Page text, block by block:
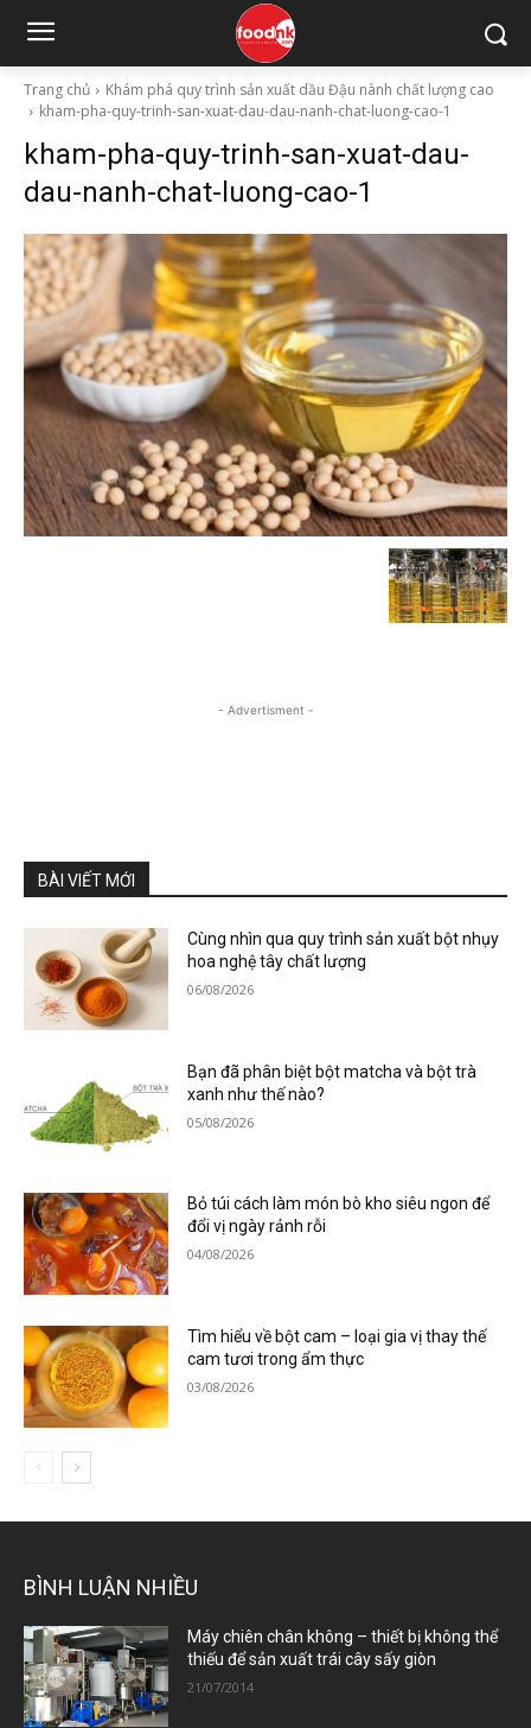
Trang chủ
Khám phá quy trình sản xuất dầu Đậu nành chất lượng cao
kham-pha-quy-trinh-san-xuat-dau-dau-nanh-chat-luong-cao-1
kham-pha-quy-trinh-san-xuat-dau-
dau-nanh-chat-luong-cao-1
- Advertisment -
BÀI VIẾT MỚI
Cùng nhìn qua quy trình sản xuất bột nhụy
hoa nghệ tây chất lượng
06/08/2026
Bạn đã phân biệt bột matcha và bột trà
xanh như thế nào?
05/08/2026
Bỏ túi cách làm món bò kho siêu ngon để
đổi vị ngày rảnh rỗi
04/08/2026
Tìm hiểu về bột cam – loại gia vị thay thế
cam tươi trong ẩm thực
03/08/2026
BÌNH LUẬN NHIỀU
Máy chiên chân không – thiết bị không thể
thiếu để sản xuất trái cây sấy giòn
21/07/2014